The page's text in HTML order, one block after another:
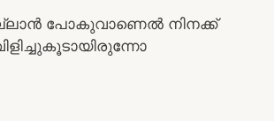
പോകുവാണെൽ നിനക്ക്